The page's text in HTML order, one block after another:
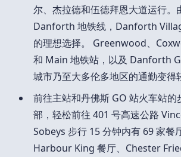
尔、杰拉德和伍德拜恩大道运行
Danforth 地铁线，Danforth
的理想选择。 Greenwood、
和 Main 地铁站，以及 Danforth
城市乃至大多伦多地区的通勤变得
前往主站和丹佛斯 GO 站火车站的
部，轻松前往 401 号高速公路
Sobeys 步行 15 分钟内有 69 家餐
Harbour King 餐厅、Chester